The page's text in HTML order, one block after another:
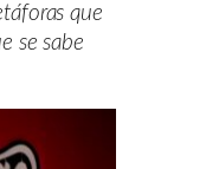
que
se sabe